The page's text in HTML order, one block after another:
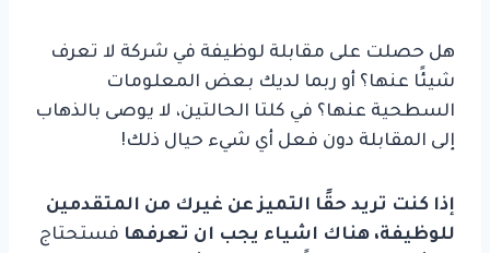
هل حصلت على مقابلة لوظيفة في شركة لا تعرف
شيئًا عنها؟ أو ربما لديك بعض المعلومات
السطحية عنها؟ في كلتا الحالتين، لا يوصى بالذهاب
إلى المقابلة دون فعل أي شيء حيال ذلك!
إذا كنت تريد حقًا التميز عن غيرك من المتقدمين
للوظيفة، هناك اشياء يجب ان تعرفها فستحتاج